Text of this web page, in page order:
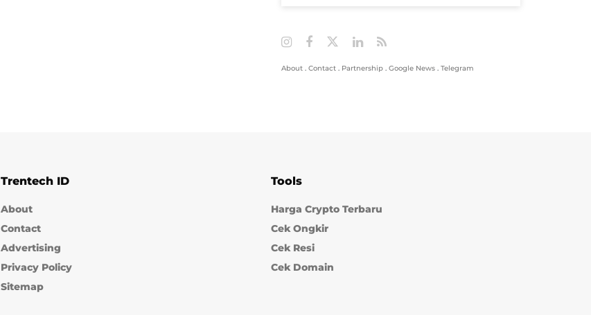
About . Contact . Partnership . Google News . Telegram
Trentech ID
About
Contact
Advertising
Privacy Policy
Sitemap
Tools
Harga Crypto Terbaru
Cek Ongkir
Cek Resi
Cek Domain